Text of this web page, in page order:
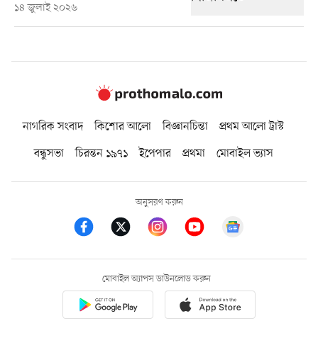
১৪ জুলাই ২০২৬
নাগরিক সংবাদ কিশোর আলো বিজ্ঞানচিন্তা
প্রথম আলো ট্রাস্ট
বন্ধুসভা
চিরন্তন ১৯৭১ ইপেপার প্রথমা মোবাইল ভ্যাস
অনুসরণ করুন
মোবাইল অ্যাপস ডাউনলোড করুন